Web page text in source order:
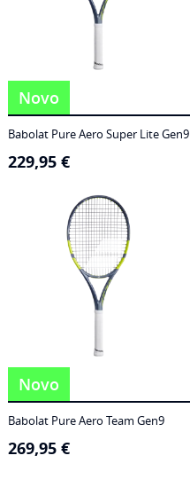
Novo
Babolat Pure Aero Super Lite Gen9
229,95 €
Novo
Babolat Pure Aero Team Gen9
269,95 €